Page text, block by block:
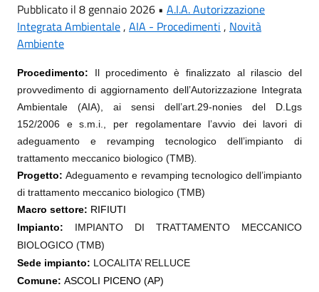
Pubblicato il 8 gennaio 2026 • A.I.A. Autorizzazione
Integrata Ambientale, AIA - Procedimenti , Novità
Ambiente
Procedimento: Il procedimento è finalizzato al rilascio del
provvedimento di aggiornamento dell’Autorizzazione Integrata
Ambientale (AIA), ai sensi dell’art.29-nonies del D.Lgs
152/2006 e s.m.i., per regolamentare l’avvio dei lavori di
adeguamento e revamping tecnologico dell’impianto di
trattamento meccanico biologico (TMB)
Progetto:Adeguamento e revamping tecnologico dell’impianto
di trattamento meccanico biologico (TMB)
Macro settore: RIFIUTI
Impianto: IMPIANTO DI TRATTAMENTO MECCANICO
BIOLOGICO (TMB)
Sede impianto: LOCALITA’ RELLUCE
Comune: ASCOLI PICENO (AP)